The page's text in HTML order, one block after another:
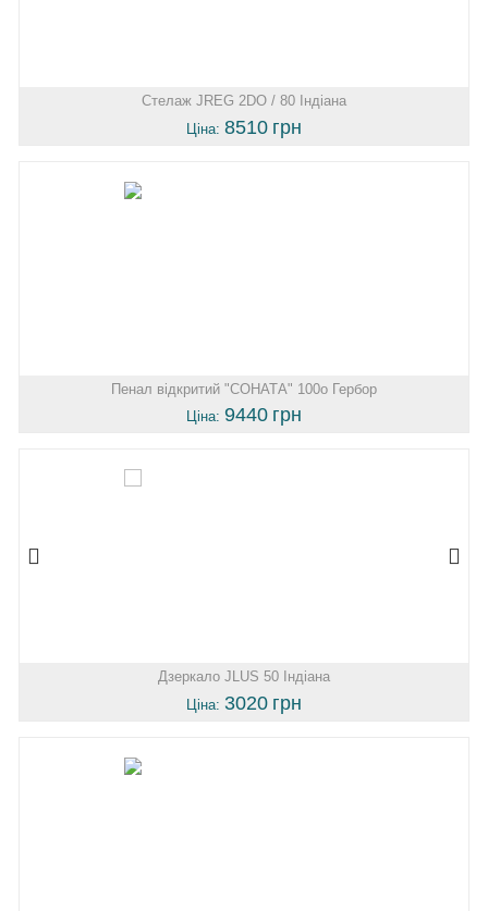
Стелаж JREG 2DO / 80 Індіана
Ціна: 8510 грн
Пенал відкритий "СОНАТА" 100o Гербор
Ціна: 9440 грн
Дзеркало JLUS 50 Індіана
Ціна: 3020 грн